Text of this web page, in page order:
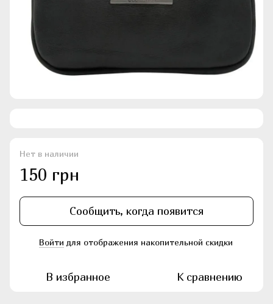
Нет в наличии
150 грн
Сообщить, когда появится
Войти для отображения накопительной скидки
В избранное К сравнению